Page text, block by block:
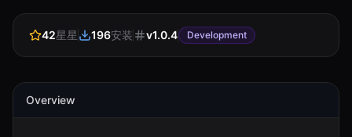
资源
对比
关于
42星星 196安装 v1.0.4 Development
Overview